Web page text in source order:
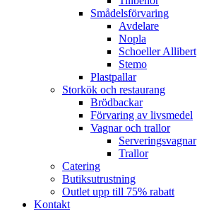
Smådelsförvaring
Avdelare
Nopla
Schoeller Allibert
Stemo
Plastpallar
Storkök och restaurang
Brödbackar
Förvaring av livsmedel
Vagnar och trallor
Serveringsvagnar
Trallor
Catering
Butiksutrustning
Outlet upp till 75% rabatt
Kontakt